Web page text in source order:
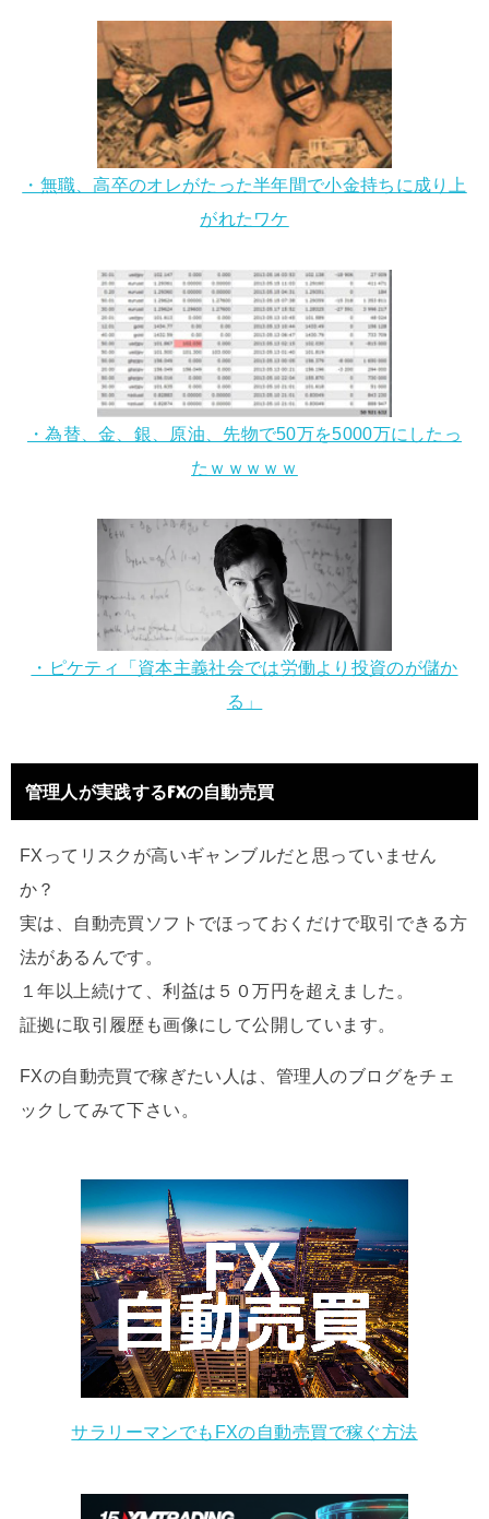
・無職、高卒のオレがたった半年間で小金持ちに成り上
がれたワケ
・為替、金、銀、原油、先物で50万を5000万にしたっ
たｗｗｗｗｗ
・ピケティ「資本主義社会では労働より投資のが儲か
る」
管理人が実践するFXの自動売買
FXってリスクが高いギャンブルだと思っていません
か？
実は、自動売買ソフトでほっておくだけで取引できる方
法があるんです。
１年以上続けて、利益は５０万円を超えました。
証拠に取引履歴も画像にして公開しています。
FXの自動売買で稼ぎたい人は、管理人のブログをチェ
ックしてみて下さい。
サラリーマンでもFXの自動売買で稼ぐ方法